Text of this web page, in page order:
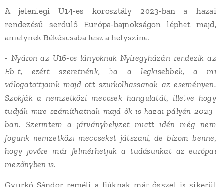
A jelenlegi U14-es korosztály 2023-ban a hazai
rendezésű serdülő Európa-bajnokságon léphet majd,
amelynek Békéscsaba lesz a helyszíne.
- Nyáron az U16-os lányoknak Nyíregyházán rendezik az
Eb-t, ezért szeretnénk, ha a legkisebbek, a mi
válogatottjaink majd ott szurkolhassanak az eseményen.
Szokják a nemzetközi meccsek hangulatát, illetve hogy
tudják mire számíthatnak majd ők is hazai pályán 2023-
ban. Szerintem a járványhelyzet miatt idén még nem
fogunk nemzetközi meccseket játszani, de bízom benne,
hogy jövőre már felmérhetjük a tudásunkat az európai
mezőnyben is.
Gyurkó Sándor reméli a fiúknak már ősszel is sikerül